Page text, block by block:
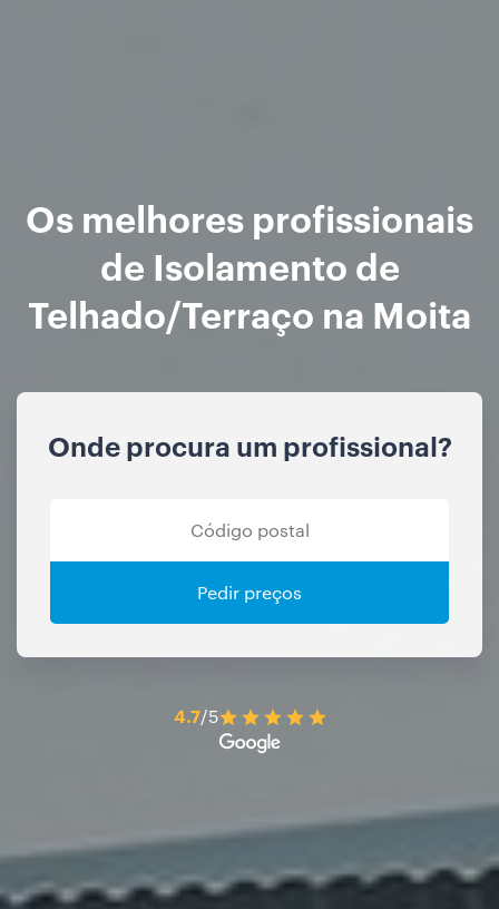
Os melhores profissionais
de Isolamento de
Telhado/Terraço na Moita
Onde procura um profissional?
Pedir preços
4.7/5